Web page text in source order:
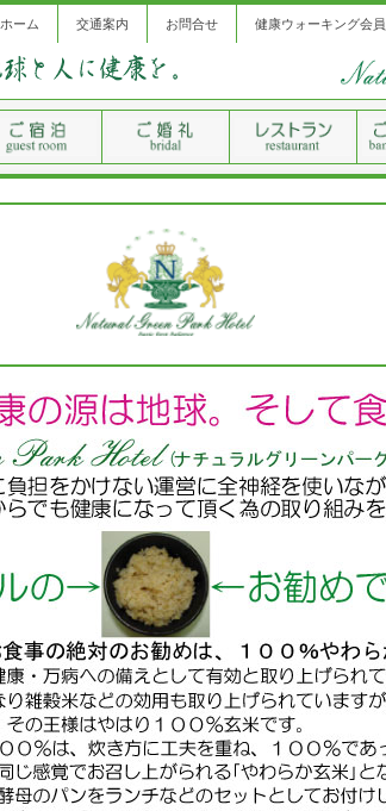
ホーム 交通案内 お問合せ 健康ウォーキング会員